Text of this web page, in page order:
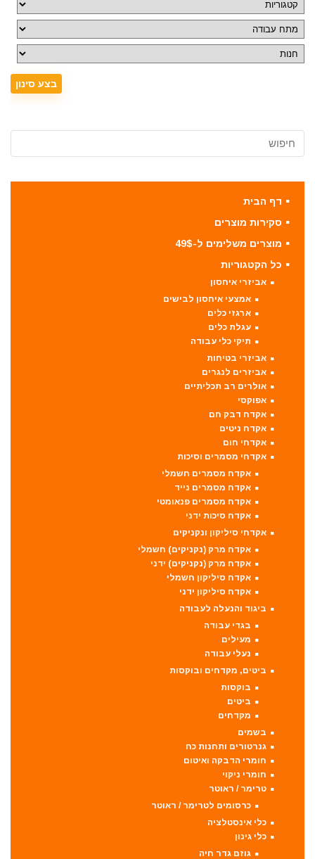
דף הבית
סקירות מוצרים
מוצרים משלימים ל-49$
כל הקטגוריות
אביזרי איחסון
אמצעי איחסון לבישים
ארגזי כלים
עגלת כלים
תיקי כלי עבודה
אביזרי בטיחות
אביזרים לנגרים
אולרים רב תכליתיים
אפוקסי
אקדח דבק חם
אקדח ניטים
אקדחי חום
אקדחי מסמרים וסיכות
אקדח מסמרים חשמלי
אקדח מסמרים נייד
אקדח מסמרים פנאומטי
אקדח סיכות ידני
אקדחי סיליקון ונקניקים
אקדח מרק (נקניקים) חשמלי
אקדח מרק (נקניקים) ידני
אקדח סיליקון חשמלי
אקדח סיליקון ידני
ביגוד והנעלה לעבודה
בגדי עבודה
מעילים
נעלי עבודה
ביטים, מקדחים ובוקסות
בוקסות
ביטים
מקדחים
בשמים
גנרטורים ותחנות כח
חומרי הדבקה ואיטום
חומרי ניקוי
טרימר / ראוטר
כרסומים לטרימר / ראוטר
כלי אינסטלציה
כלי גינון
גוזם גדר חיה